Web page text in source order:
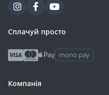
Сплачуй просто
mono pay
Компанія